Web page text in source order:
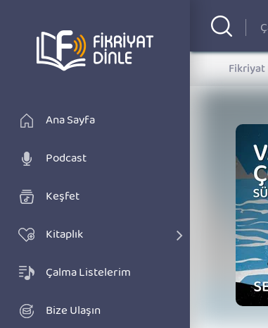
Ana Sayfa
Podcast
Keşfet
Kitaplık
Çalma Listelerim
Bize Ulaşın